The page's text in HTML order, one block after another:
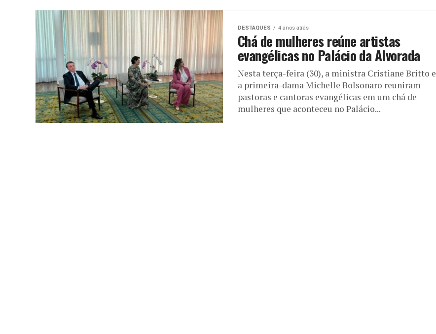
DESTAQUES 4 anos atrás
Chá de mulheres reúne artistas
evangélicas no Palácio da Alvorada
Nesta terça-feira (30), a ministra Cristiane Britto e
a primeira-dama Michelle Bolsonaro reuniram
pastoras e cantoras evangélicas em um chá de
mulheres que aconteceu no Palácio...